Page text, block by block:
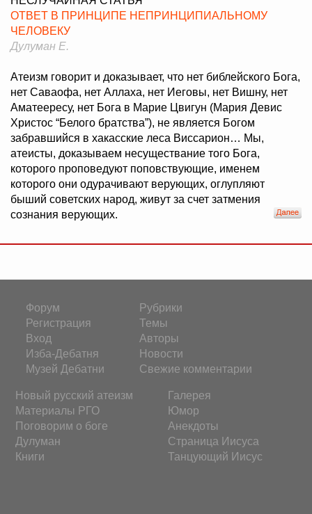
ОТВЕТ В ПРИНЦИПЕ НЕПРИНЦИПИАЛЬНОМУ
ЧЕЛОВЕКУ
Дулуман Е.
Атеизм говорит и доказывает, что нет библейского Бога,
нет Саваофа, нет Аллаха, нет Иеговы, нет Вишну, нет
Аматеересу, нет Бога в Марие Цвигун (Мария Девис
Христос “Белого братства”), не является Богом
забравшийся в хакасские леса Виссарион… Мы,
атеисты, доказываем несуществание того Бога,
которого проповедуют поповствующие, именем
которого они одурачивают верующих, оглупляют
быший советских народ, живут за счет затмения
сознания верующих.
Форум
Регистрация
Вход
Изба-Дебатня
Музей Дебатни
Рубрики
Темы
Авторы
Новости
Свежие комментарии
Новый русский атеизм
Материалы РГО
Поговорим о боге
Дулуман
Книги
Галерея
Юмор
Анекдоты
Страница Иисуса
Танцующий Иисус